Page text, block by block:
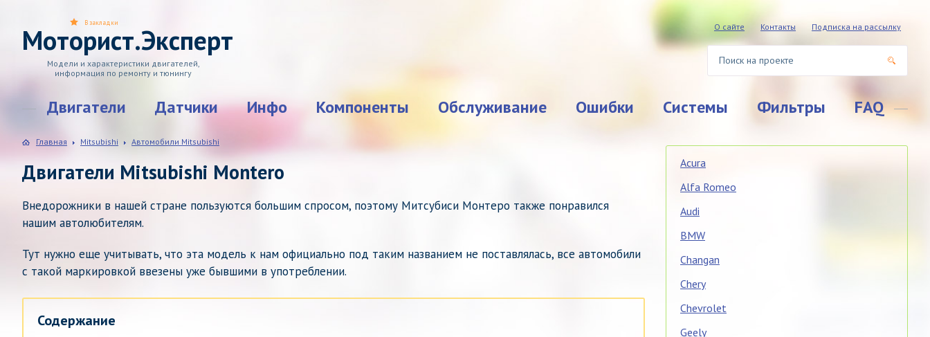
Моторист.Эксперт
Модели и характеристики двигателей,
информация по ремонту и тюнингу
О сайте Контакты Подписка на рассылку
Двигатели Датчики Инфо Компоненты Обслуживание Ошибки Системы Фильтры FAQ
В закладки
Главная Mitsubishi Автомобили Mitsubishi
Двигатели Mitsubishi Montero
Внедорожники в нашей стране пользуются большим спросом, поэтому Митсубиси Монтеро также понравился
нашим автолюбителям.
Тут нужно еще учитывать, что эта модель к нам официально под таким названием не поставлялась, все автомобили
с такой маркировкой ввезены уже бывшими в употреблении.
Содержание
Acura
Alfa Romeo
Audi
BMW
Changan
Chery
Chevrolet
Geely